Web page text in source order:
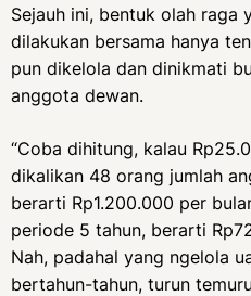
Sejauh ini, bentuk olah raga
dilakukan bersama hanya
pun dikelola dan dinikmati
anggota dewan.
“Coba dihitung, kalau
dikalikan 48 orang jumlah
berarti Rp1.200.000 per
periode 5 tahun, berarti
Nah, padahal yang ngelola
bertahun-tahun, turun